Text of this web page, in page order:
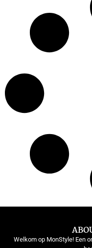
Welkom op MonStyle! Een